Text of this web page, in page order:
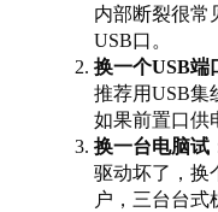
内部断裂很常
USB口。
换一个USB端
推荐用USB集
如果前置口供
换一台电脑试
驱动坏了，换
户，三台台